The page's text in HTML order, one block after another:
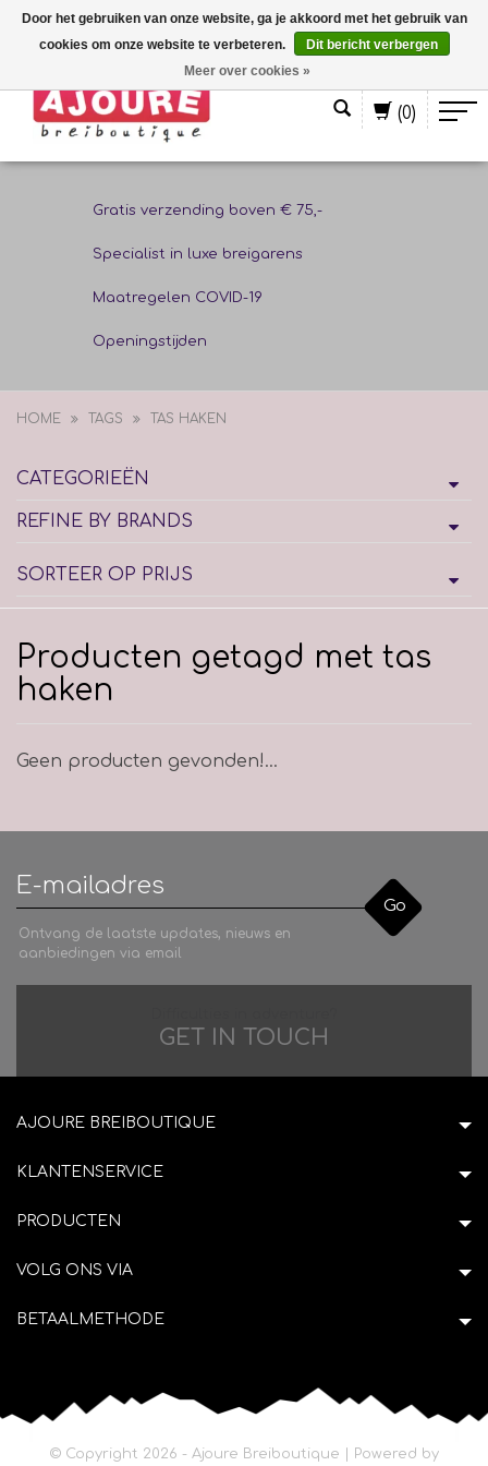
(0)
Gratis verzending boven € 75,-
Specialist in luxe breigarens
Maatregelen COVID-19
Openingstijden
HOME TAGS TAS HAKEN
CATEGORIEËN
REFINE BY BRANDS
SORTEER OP PRIJS
Producten getagd met tas
haken
Geen producten gevonden!...
Go
Ontvang de laatste updates, nieuws en
aanbiedingen via email
GET IN TOUCH
AJOURE BREIBOUTIQUE
KLANTENSERVICE
PRODUCTEN
VOLG ONS VIA
BETAALMETHODE
© Copyright 2026 - Ajoure Breiboutique | Powered by
Door het gebruiken van onze website, ga je akkoord met het gebruik van
cookies om onze website te verbeteren.
Dit bericht verbergen
Meer over cookies »